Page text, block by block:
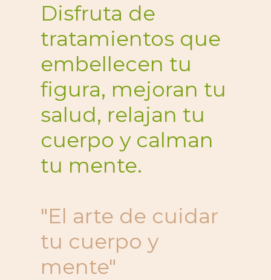
Disfruta de
tratamientos que
embellecen tu
figura, mejoran tu
salud, relajan tu
cuerpo y calman
tu mente.
"El arte de cuidar
tu cuerpo y
mente"